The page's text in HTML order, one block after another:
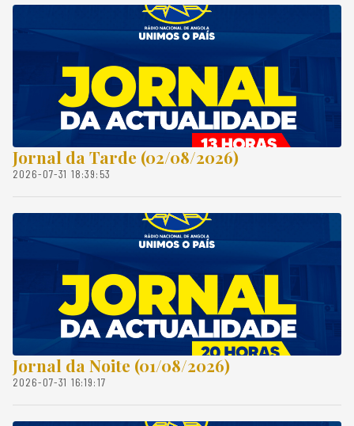
Jornal da Tarde (02/08/2026)
2026-07-31 18:39:53
Jornal da Noite (01/08/2026)
2026-07-31 16:19:17